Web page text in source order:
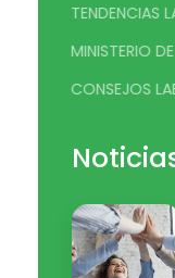
TENDENCIAS
MINISTERIO
CONSEJOS